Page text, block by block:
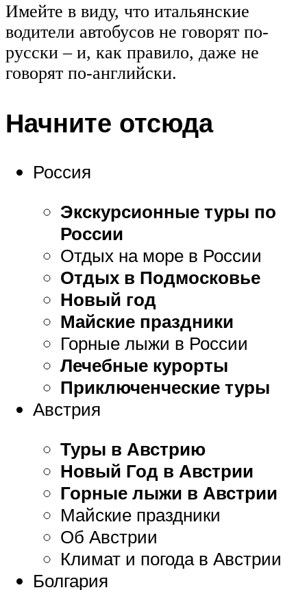
Имейте в виду, что итальянские
водители автобусов не говорят по-
русски – и, как правило, даже не
говорят по-английски.
Начните отсюда
Россия
Экскурсионные туры по
России
Отдых на море в России
Отдых в Подмосковье
Новый год
Майские праздники
Горные лыжи в России
Лечебные курорты
Приключенческие туры
Австрия
Туры в Австрию
Новый Год в Австрии
Горные лыжи в Австрии
Майские праздники
Об Австрии
Климат и погода в Австрии
Болгария